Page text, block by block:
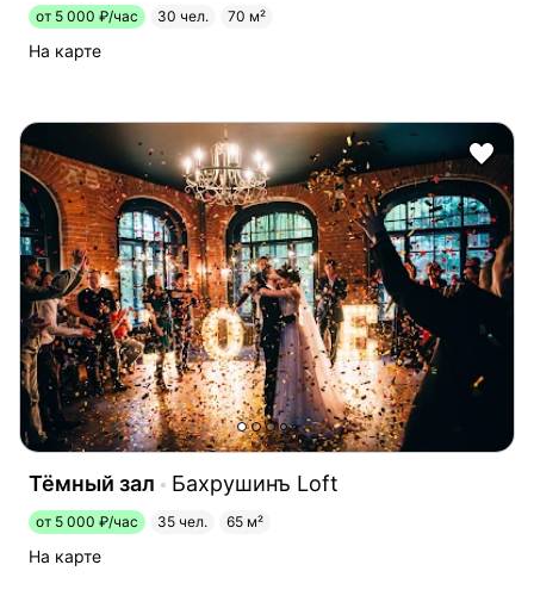
от 5 000 ₽/час 30 чел. 70 м²
На карте
Тёмный зал Бахрушинъ Loft
от 5 000 ₽/час 35 чел. 65 м²
На карте